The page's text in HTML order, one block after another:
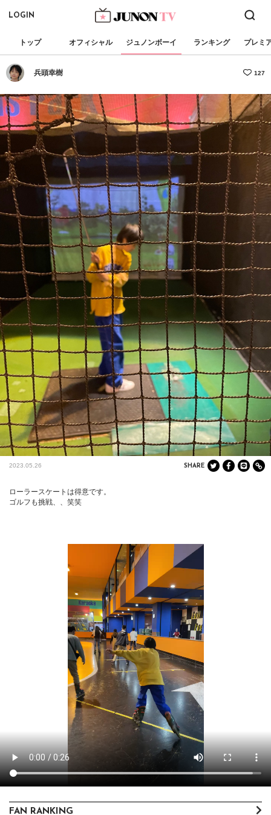
LOGIN
トップ オフィシャル ジュノンボーイ ランキング プレミ
兵頭幸樹 127
2023.05.26 SHARE
ローラースケートは得意です。
ゴルフも挑戦、、笑笑
FAN RANKING